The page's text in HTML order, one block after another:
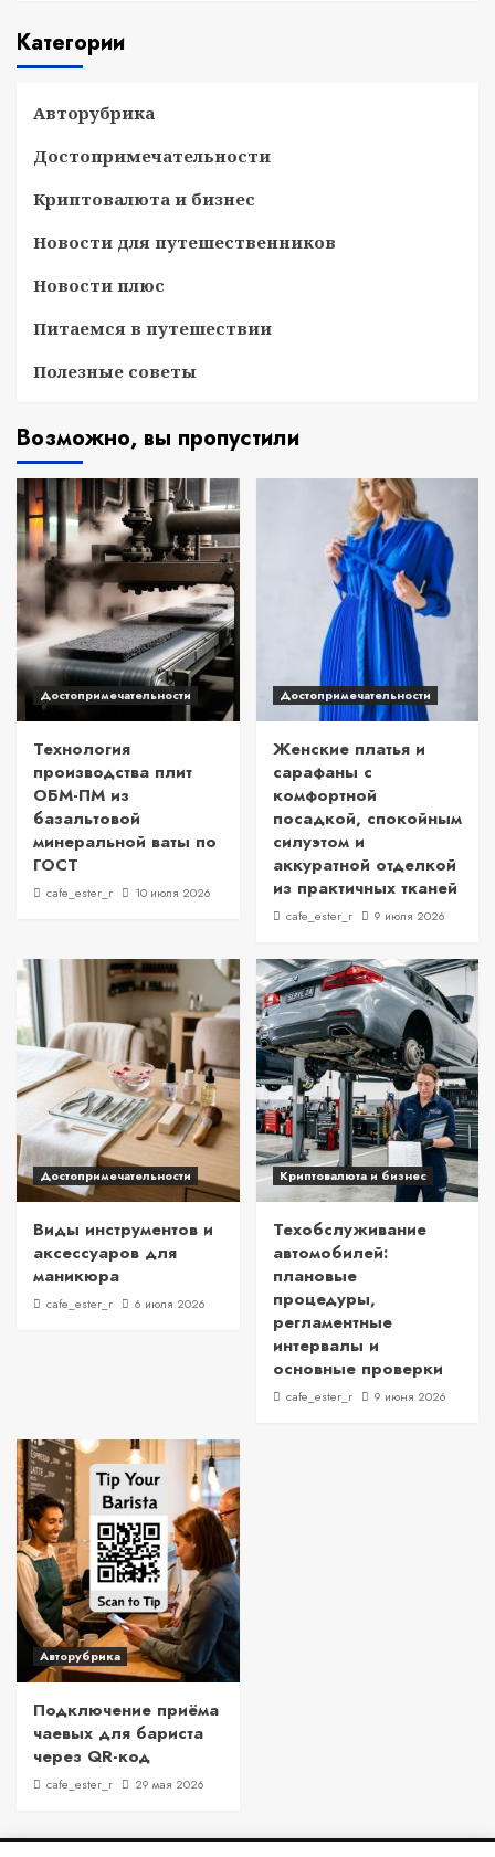
Категории
Авторубрика
Достопримечательности
Криптовалюта и бизнес
Новости для путешественников
Новости плюс
Питаемся в путешествии
Полезные советы
Возможно, вы пропустили
Достопримечательности
Технология
производства плит
ОБМ-ПМ из
базальтовой
минеральной ваты по
ГОСТ
cafe_ester_r 10 июля 2026
Достопримечательности
Женские платья и
сарафаны с
комфортной
посадкой, спокойным
силуэтом и
аккуратной отделкой
из практичных тканей
cafe_ester_r 9 июля 2026
Достопримечательности
Виды инструментов и
аксессуаров для
маникюра
cafe_ester_r 6 июля 2026
Криптовалюта и бизнес
Техобслуживание
автомобилей:
плановые
процедуры,
регламентные
интервалы и
основные проверки
cafe_ester_r 9 июня 2026
Авторубрика
Подключение приёма
чаевых для бариста
через QR-код
cafe_ester_r 29 мая 2026